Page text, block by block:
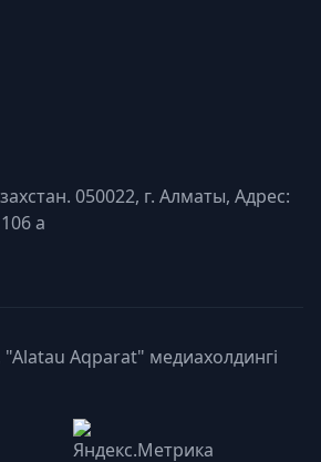
050022, г. Алматы, Адрес:
а
Aqparat" медиахолдингі